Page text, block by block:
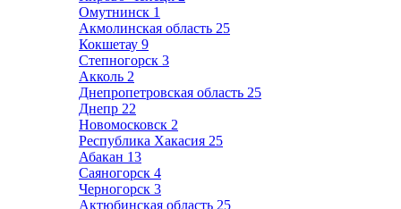
Омутнинск 1
Акмолинская область 25
Кокшетау 9
Степногорск 3
Акколь 2
Днепропетровская область 25
Днепр 22
Новомосковск 2
Республика Хакасия 25
Абакан 13
Саяногорск 4
Черногорск 3
Актюбинская область 25